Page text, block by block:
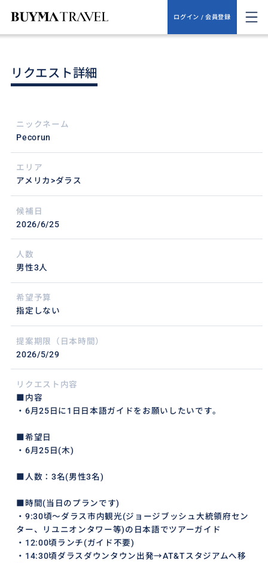
ログイン / 会員登録
リクエスト詳細
ニックネーム
Pecorun
エリア
アメリカ>ダラス
候補日
2026/6/25
人数
男性3人
希望予算
指定しない
提案期限（日本時間）
2026/5/29
リクエスト内容
■内容
・6月25日に1日日本語ガイドをお願いしたいです。
■希望日
・6月25日(木)
■人数：3名(男性3名)
■時間(当日のプランです)
・9:30頃〜ダラス市内観光(ジョージブッシュ大統領府セン
ター、リユニオンタワー等)の日本語でツアーガイド
・12:00頃ランチ(ガイド不要)
・14:30頃ダラスダウンタウン出発→AT&Tスタジアムへ移